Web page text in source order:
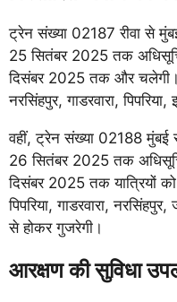
ट्रेन संख्या 02187 रीवा से
25 सितंबर 2025 तक
दिसंबर 2025 तक और
नरसिंहपुर, गाडरवारा,
वहीं, ट्रेन संख्या 02188 मुंबई
26 सितंबर 2025 तक
दिसंबर 2025 तक यात्रियों
पिपरिया, गाडरवारा,
से होकर गुजरेगी।
आरक्षण की सुविधा